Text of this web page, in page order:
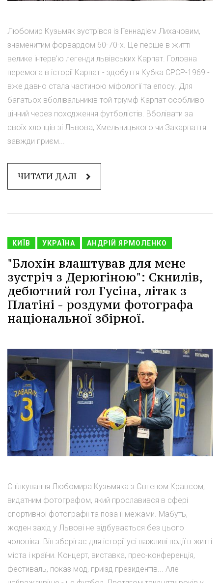
Любомир Кузьмяк зустрівся із Геннадієм Лихачовим,
знаменитим форвардом 60-70-х. Це перше в житті
велике інтерв'ю легенди львівських Карпат. Головна
перемога в історії Карпат - здобуття Кубка СРСР-1969 -
вже давно стала частиною міфології та епосу. Для
багатьох вболівальників той тріумф Карпат особливо
цінний через походження футболістів. Вболівати за
своїх хлопців зі Львова, Хмельницького чи Закарпаття
завжди приєм...
ЧИТАТИ ДАЛІ
КИЇВ УКРАЇНА АНДРІЙ ЯРМОЛЕНКО
"Блохін влаштував для мене
зустріч з Дерюгіною": Скнилів,
дебютний гол Гусіна, літак з
Платіні - роздуми фотографа
національної збірної.
Спілкування Любомира Кузьмяка з Євгеном Кравсом,
видатним фотографом, який прославився в сфері
спортивної фотографії та поза її межами. Мабуть,
жоден захід у Львові не відбувається без цього
чоловіка. Він зберігає для історії усі важливі події в житті
міста і країни. Концерт, виставка, прес-конференція,
фестиваль, показ мод, приїзд президентів... Але